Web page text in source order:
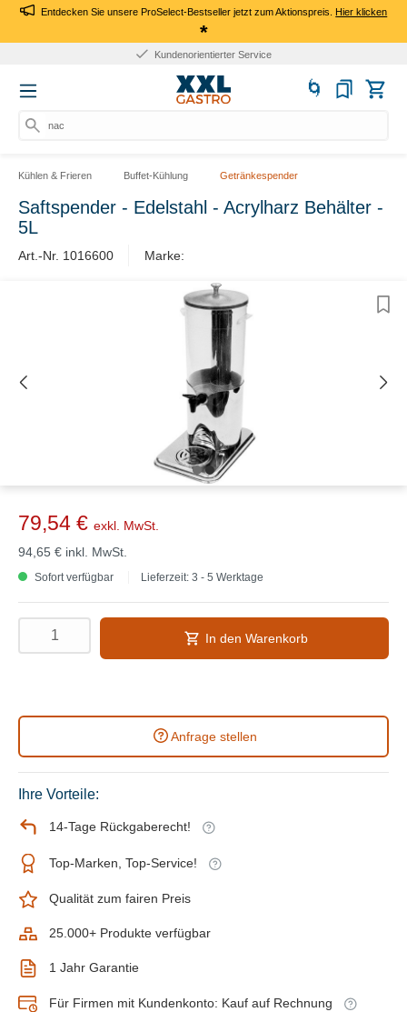
Entdecken Sie unsere ProSelect-Bestseller jetzt zum Aktionspreis.Hier klicken
*
Kundenorientierter Service
nach
Kühlen & Frieren Buffet-Kühlung Getränkespender
Saftspender - Edelstahl - Acrylharz Behälter -
5L
Art.-Nr. 1016600 Marke:
79,54 € exkl. MwSt.
94,65 € inkl. MwSt.
Sofort verfügbar Lieferzeit: 3 - 5 Werktage
In den Warenkorb
Anfrage stellen
Ihre Vorteile:
14-Tage Rückgaberecht!
Top-Marken, Top-Service!
Qualität zum fairen Preis
25.000+ Produkte verfügbar
1 Jahr Garantie
Für Firmen mit Kundenkonto: Kauf auf Rechnung